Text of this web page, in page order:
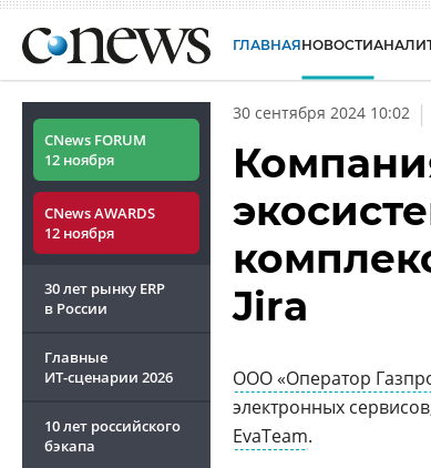
ГЛАВНАЯНОВОСТИ
CNews FORUM
12 ноября
CNews AWARDS
12 ноября
30 лет рынку ERP
в России
Главные
ИТ-сценарии 2026
10 лет российского
бэкапа
30 сентября 2024 10:02 |
Jira
ООО «Оператор
электронных
EvaTeam.